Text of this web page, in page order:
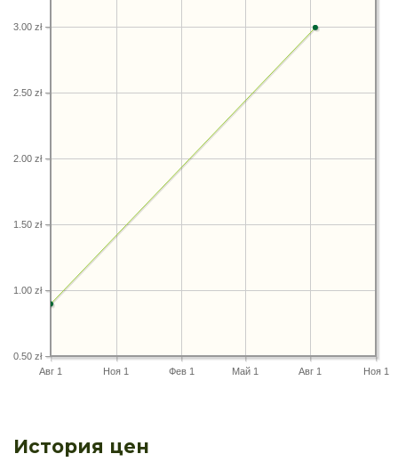
Авг 1 Ноя 1 Фев 1 Май 1 Авг 1 Ноя 1
0.50 zł
1.00 zł
1.50 zł
2.00 zł
2.50 zł
3.00 zł
История цен